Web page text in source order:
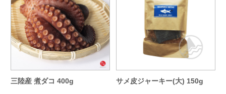
三陸産 煮ダコ 400g サメ皮ジャーキー(大) 150g